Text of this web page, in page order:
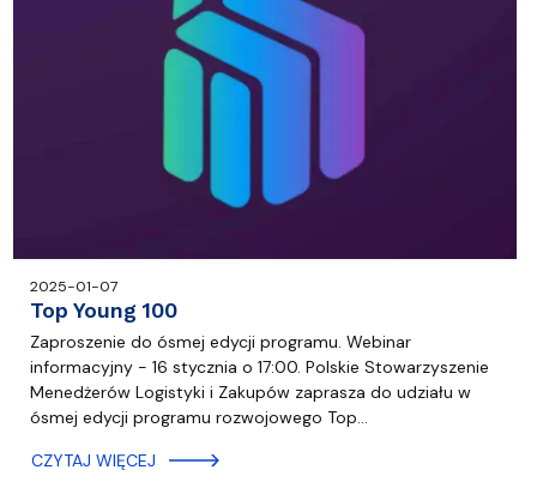
2025-01-07
Top Young 100
Zaproszenie do ósmej edycji programu. Webinar
informacyjny - 16 stycznia o 17:00. Polskie Stowarzyszenie
Menedżerów Logistyki i Zakupów zaprasza do udziału w
ósmej edycji programu rozwojowego Top…
CZYTAJ WIĘCEJ